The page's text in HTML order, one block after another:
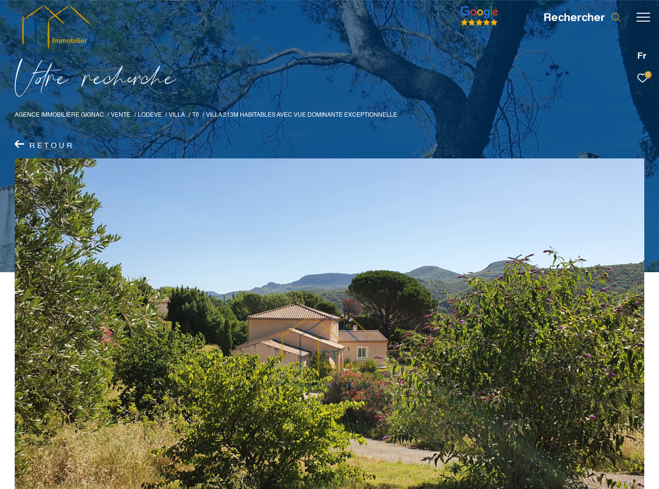
Fr
0
rechercher
Vore recece
AGENCE IMMOBILIÈRE GIGNAC VENTE LODEVE VILLA T6 VILLA 213M HABITABLES AVEC VUE DOMINANTE EXCEPTIONNELLE
RETOUR